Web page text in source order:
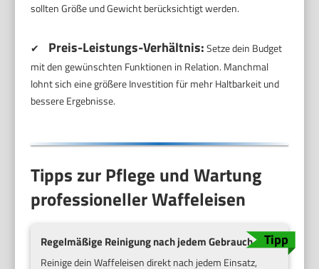
sollten Größe und Gewicht berücksichtigt werden.
✔ Preis-Leistungs-Verhältnis:Setze dein Budget
mit den gewünschten Funktionen in Relation. Manchmal
lohnt sich eine größere Investition für mehr Haltbarkeit und
bessere Ergebnisse.
Tipps zur Pflege und Wartung
professioneller Waffeleisen
Regelmäßige Reinigung nach jedem Gebrauch
Reinige dein Waffeleisen direkt nach jedem Einsatz,